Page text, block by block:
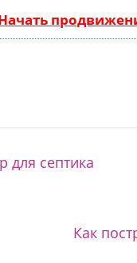
для септика
Как